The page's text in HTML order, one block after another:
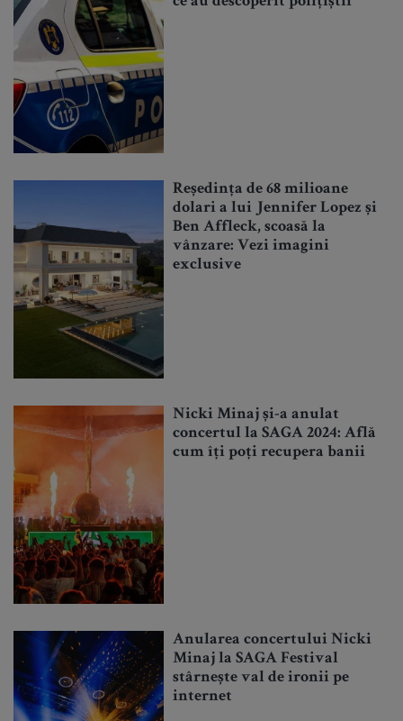
Reședința de 68 milioane
dolari a lui Jennifer Lopez și
Ben Affleck, scoasă la
vânzare: Vezi imagini
exclusive
Nicki Minaj și-a anulat
concertul la SAGA 2024: Află
cum îți poți recupera banii
Anularea concertului Nicki
Minaj la SAGA Festival
stârnește val de ironii pe
internet